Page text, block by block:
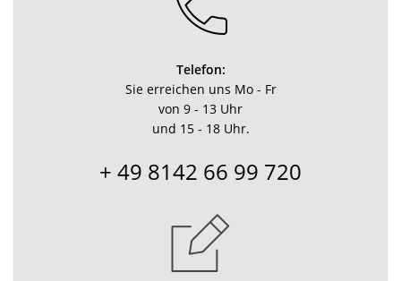
Telefon:
Sie erreichen uns Mo - Fr
von 9 - 13 Uhr
und 15 - 18 Uhr.
+ 49 8142 66 99 720